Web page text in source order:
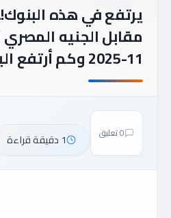
يرتفع في هذه
11-2025 وكم أرتفع اليوم عن أمس
0 تعليق 1 دقيقة قراءة